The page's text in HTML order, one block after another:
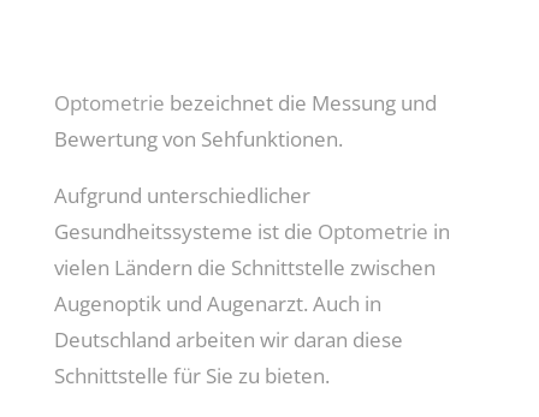
Optometrie bezeichnet die Messung und
Bewertung von Sehfunktionen.
Aufgrund unterschiedlicher
Gesundheitssysteme ist die Optometrie in
vielen Ländern die Schnittstelle zwischen
Augenoptik und Augenarzt. Auch in
Deutschland arbeiten wir daran diese
Schnittstelle für Sie zu bieten.